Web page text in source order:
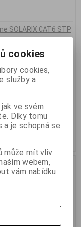
SOLARIX CAT6 STP
pro kleště SXKJ-
60
obvykle (dny):
CAT6, černý
(bez DPH:)
cookies
cookies,
služby a
ve svém
Díky tomu
a je schopná se
může mít vliv
webem,
vám nabídku